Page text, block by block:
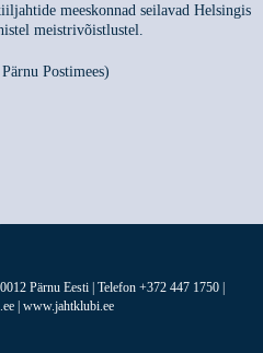
meeskonnad seilavad Helsingis
meistrivõistlustel.
Postimees)
Pärnu Eesti | Telefon +372 447 1750 |
| www.jahtklubi.ee